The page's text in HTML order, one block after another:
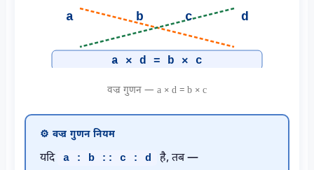
a b c d
a × d = b × c
वज्र गुणन — a × d = b × c
⚙️ वज्र गुणन नियम
यदि a : b :: c : d है, तब —